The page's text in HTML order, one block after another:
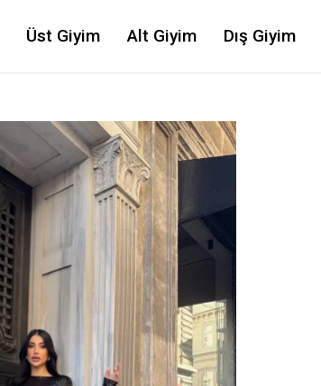
Üst Giyim Alt Giyim Dış Giyim